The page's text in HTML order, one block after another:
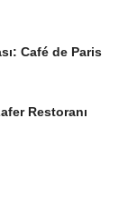
Café de Paris
Restoranı